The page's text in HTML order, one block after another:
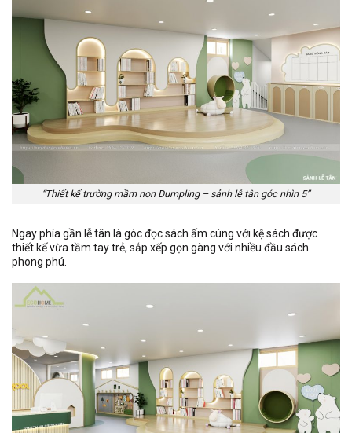
“Thiết kế trường mầm non Dumpling – sảnh lễ tân góc nhìn 5”
Ngay phía gần lễ tân là góc đọc sách ấm cúng với kệ sách được
thiết kế vừa tầm tay trẻ, sắp xếp gọn gàng với nhiều đầu sách
phong phú.